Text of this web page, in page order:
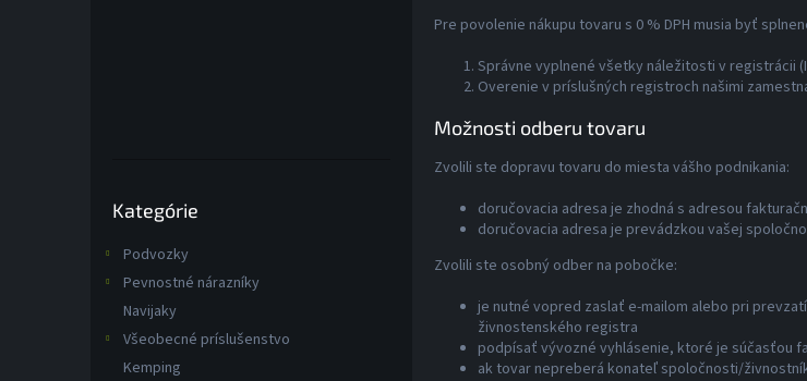
kategórie
Kategórie
Podvozky
Pevnostné nárazníky
Navijaky
Všeobecné príslušenstvo
Kemping
Pre povolenie nákupu tovaru s 0 % DPH musia byť
Správne vyplnené všetky náležitosti v registrácii
Overenie v príslušných registroch našimi
Možnosti odberu tovaru
Zvolili ste dopravu tovaru do miesta vášho podnikania:
doručovacia adresa je zhodná s adresou
doručovacia adresa je prevádzkou vašej
Zvolili ste osobný odber na pobočke:
je nutné vopred zaslať e-mailom alebo pri
živnostenského registra
podpísať vývozné vyhlásenie, ktoré je súčasťou
ak tovar nepreberá konateľ spoločnosti/